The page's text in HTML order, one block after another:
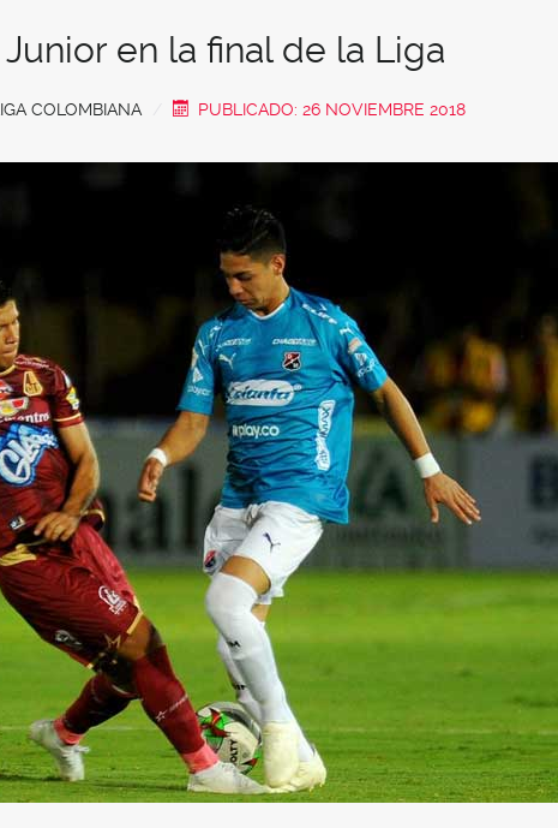
en la final de la Liga
COLOMBIANA PUBLICADO: 26 NOVIEMBRE 2018